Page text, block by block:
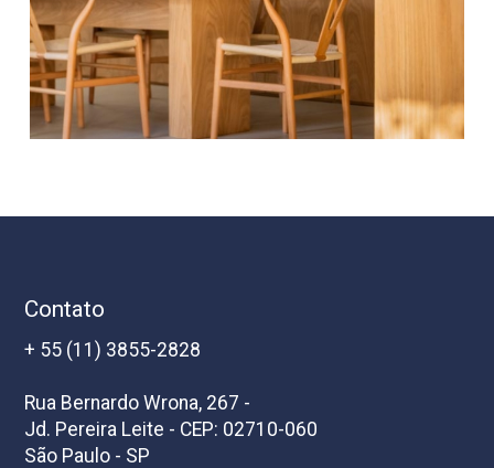
Contato
+ 55 (11) 3855-2828
Rua Bernardo Wrona, 267 -
Jd. Pereira Leite - CEP: 02710-060
São Paulo - SP